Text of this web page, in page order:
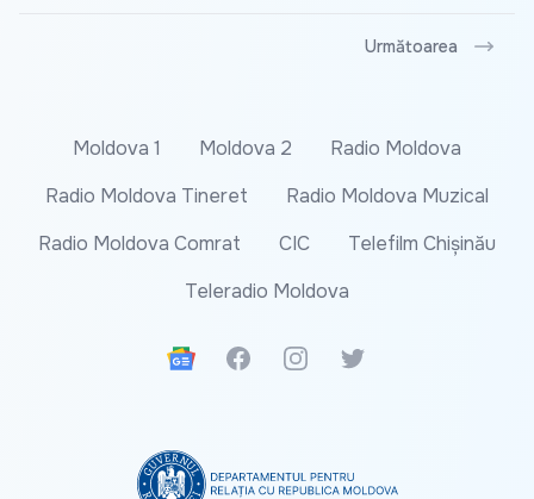
Următoarea
Moldova 1 Moldova 2
Radio Moldova
Radio Moldova Tineret
Radio Moldova Muzical
Radio Moldova Comrat
CIC
Telefilm Chișinău
Teleradio Moldova
Google News
FacebookInstagramTwitter